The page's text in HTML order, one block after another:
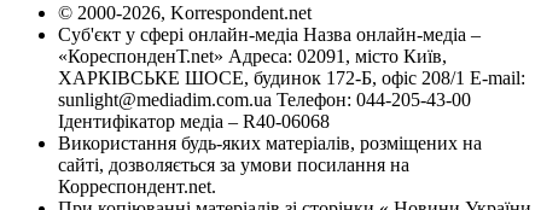
© 2000-2026, Korrespondent.net
Суб'єкт у сфері онлайн-медіа Назва онлайн-медіа –
«КореспонденТ.net» Адреса: 02091, місто Київ,
ХАРКІВСЬКЕ ШОСЕ, будинок 172-Б, офіс 208/1 E-mail:
sunlight@mediadim.com.ua Телефон: 044-205-43-00
Ідентифікатор медіа – R40-06068
Використання будь-яких матеріалів, розміщених на
сайті, дозволяється за умови посилання на
Корреспондент.net.